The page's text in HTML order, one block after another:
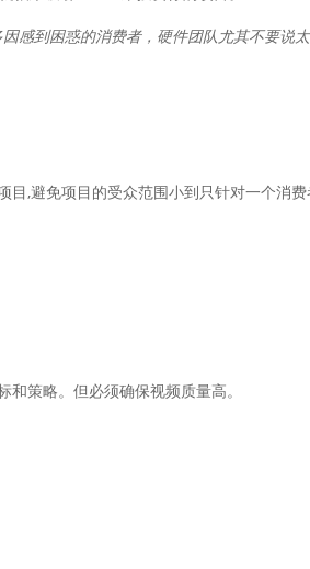
感到困惑的消费者，硬件团队尤其不要说
目,避免项目的受众范围小到只针对一个消
策略。但必须确保视频质量高。